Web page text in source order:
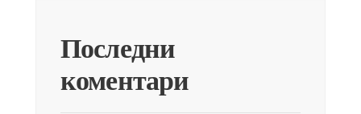
Последни
коментари